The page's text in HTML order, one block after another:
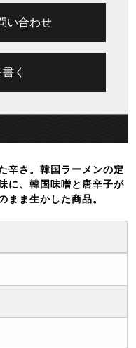
い合わせ
く
辛さ。韓国ラーメンの定
に、韓国味噌と唐辛子が
まま生かした商品。